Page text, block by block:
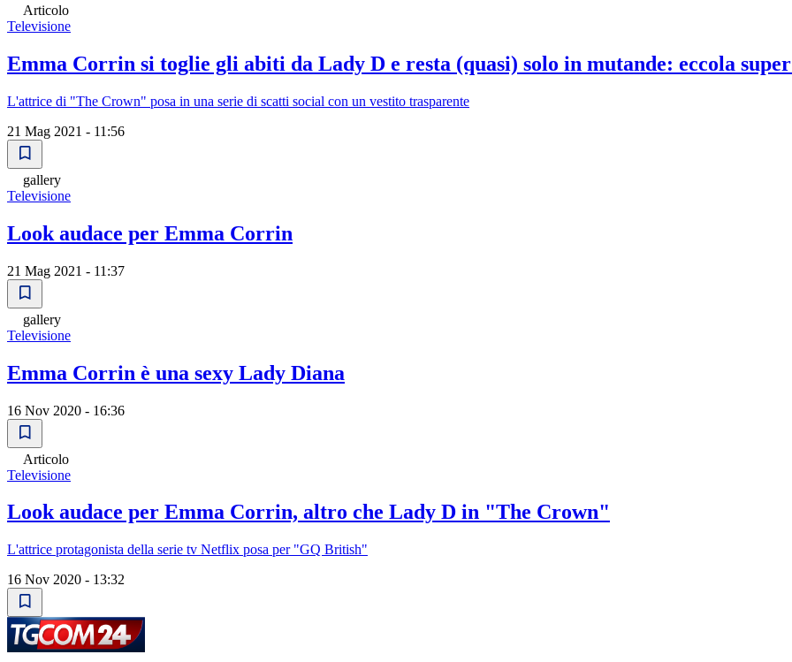
Articolo
Televisione
Emma Corrin si toglie gli abiti da Lady D e resta (quasi) solo in mutande: eccola
L'attrice di "The Crown" posa in una serie di scatti social con un vestito trasparente
21 Mag 2021 - 11:56
gallery
Televisione
Look audace per Emma Corrin
21 Mag 2021 - 11:37
gallery
Televisione
Emma Corrin è una sexy Lady Diana
16 Nov 2020 - 16:36
Articolo
Televisione
Look audace per Emma Corrin, altro che Lady D in "The Crown"
L'attrice protagonista della serie tv Netflix posa per "GQ British"
16 Nov 2020 - 13:32